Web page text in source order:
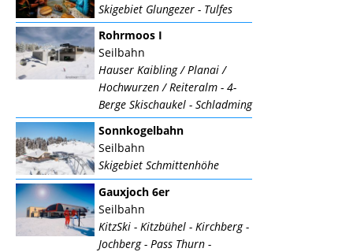
Skigebiet Glungezer - Tulfes
Rohrmoos I
Seilbahn
Hauser Kaibling / Planai /
Hochwurzen / Reiteralm - 4-
Berge Skischaukel - Schladming
Sonnkogelbahn
Seilbahn
Skigebiet Schmittenhöhe
Gauxjoch 6er
Seilbahn
KitzSki - Kitzbühel - Kirchberg -
Jochberg - Pass Thurn -